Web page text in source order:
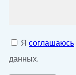
Я соглашаюсь
данных.